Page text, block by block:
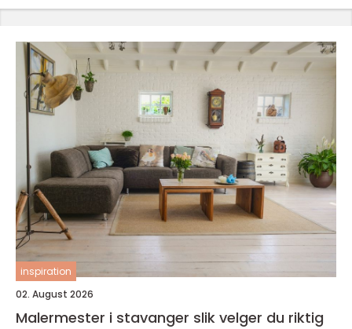
inspiration
02. August 2026
Malermester i stavanger slik velger du riktig